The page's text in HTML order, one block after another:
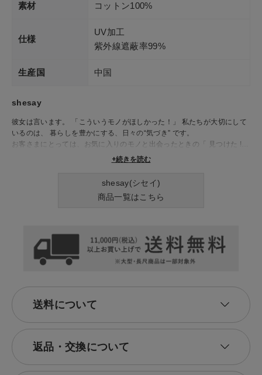
素材 コットン100%
仕様
UV加工
紫外線遮蔽率99%
生産国 中国
shesay
彼女は言います。 「こういうモノがほしかった！」 私たちが大切にして
いるのは、 暮らしを豊かにする、日々の“気づき” です。
お客さまにとっては、お気に入りのモノと出会ったときの「 見つけた !
」という胸の高鳴り。 私たちにとっては、日常の何気ないシーンでひら
+続きを読む
shesay(シセイ)
商品一覧はこちら
送料について
返品・交換について